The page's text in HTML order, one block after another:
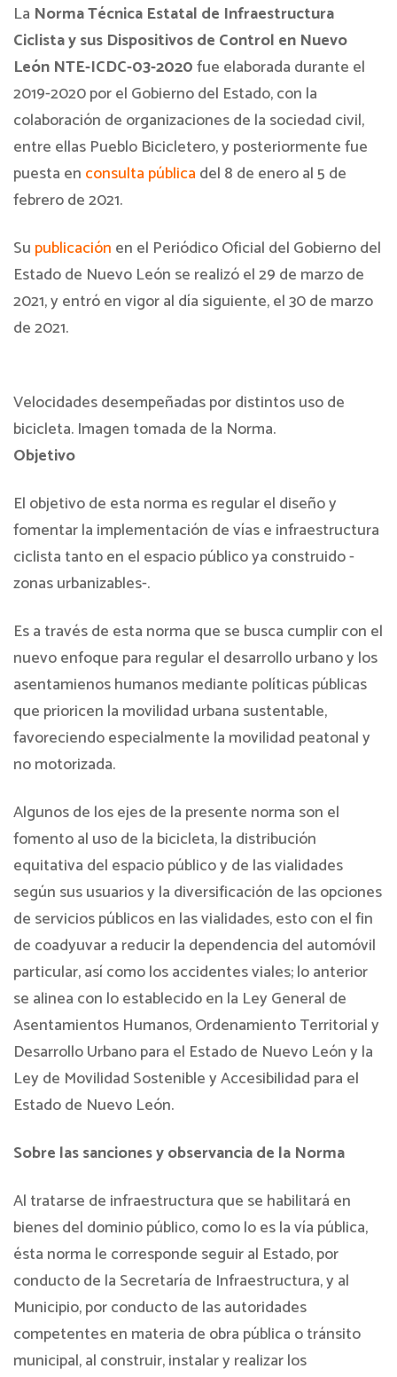
La Norma Técnica Estatal de Infraestructura
Ciclista y sus Dispositivos de Control en Nuevo
León NTE-ICDC-03-2020fue elaborada durante el
2019-2020 por el Gobierno del Estado, con la
colaboración de organizaciones de la sociedad civil,
entre ellas Pueblo Bicicletero, y posteriormente fue
puesta en consulta pública del 8 de enero al 5 de
febrero de 2021.
Su publicación en el Periódico Oficial del Gobierno del
Estado de Nuevo León se realizó el 29 de marzo de
2021, y entró en vigor al día siguiente, el 30 de marzo
de 2021.
Velocidades desempeñadas por distintos uso de
bicicleta. Imagen tomada de la Norma.
Objetivo
El objetivo de esta norma es regular el diseño y
fomentar la implementación de vías e infraestructura
ciclista tanto en el espacio público ya construido -
zonas urbanizables-.
Es a través de esta norma que se busca cumplir con el
nuevo enfoque para regular el desarrollo urbano y los
asentamienos humanos mediante políticas públicas
que prioricen la movilidad urbana sustentable,
favoreciendo especialmente la movilidad peatonal y
no motorizada.
Algunos de los ejes de la presente norma son el
fomento al uso de la bicicleta, la distribución
equitativa del espacio público y de las vialidades
según sus usuarios y la diversificación de las opciones
de servicios públicos en las vialidades, esto con el fin
de coadyuvar a reducir la dependencia del automóvil
particular, así como los accidentes viales; lo anterior
se alinea con lo establecido en la Ley General de
Asentamientos Humanos, Ordenamiento Territorial y
Desarrollo Urbano para el Estado de Nuevo León y la
Ley de Movilidad Sostenible y Accesibilidad para el
Estado de Nuevo León.
Sobre las sanciones y observancia de la Norma
Al tratarse de infraestructura que se habilitará en
bienes del dominio público, como lo es la vía pública,
ésta norma le corresponde seguir al Estado, por
conducto de la Secretaría de Infraestructura, y al
Municipio, por conducto de las autoridades
competentes en materia de obra pública o tránsito
municipal, al construir, instalar y realizar los